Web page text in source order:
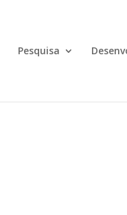
Pesquisa